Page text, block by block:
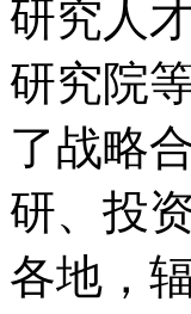
研究人
研究院
了战略
研、投
各地，